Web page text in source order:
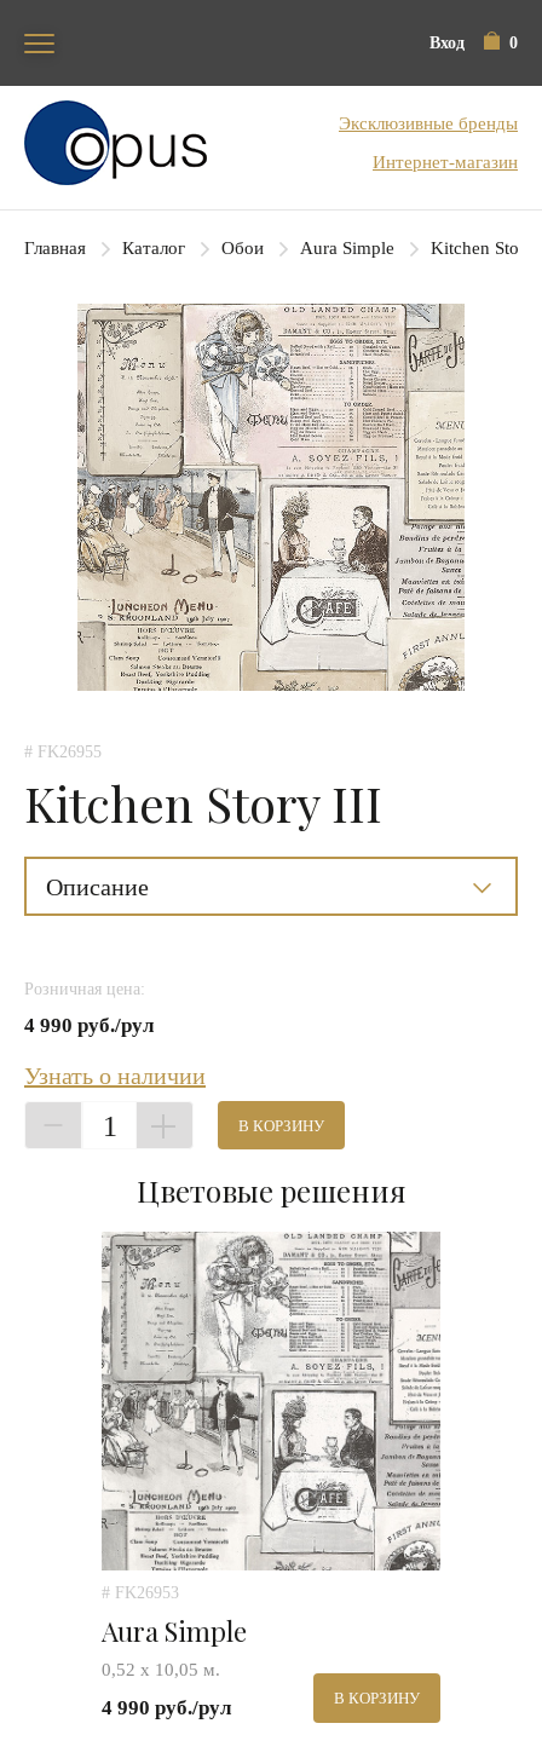
Вход 0
Блок поиска
Эксклюзивные бренды
Интернет-магазин
Главная Каталог Обои Aura Simple Kitchen Story
# FK26955
Kitchen Story III
Описание
Розничная цена:
4 990 руб./рул
Узнать о наличии
1 В КОРЗИНУ
Цветовые решения
# FK26953
Aura Simple
0,52 х 10,05 м.
4 990 руб./рул В КОРЗИНУ